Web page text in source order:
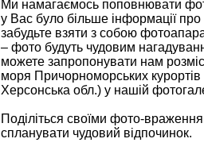
Ми намагаємось поповнювати
у Вас було більше інформації
забудьте взяти з собою
– фото будуть чудовим
можете запропонувати нам
моря Причорноморських
Херсонська обл.) у нашій
Поділіться своїми фото-
спланувати чудовий відпочинок.